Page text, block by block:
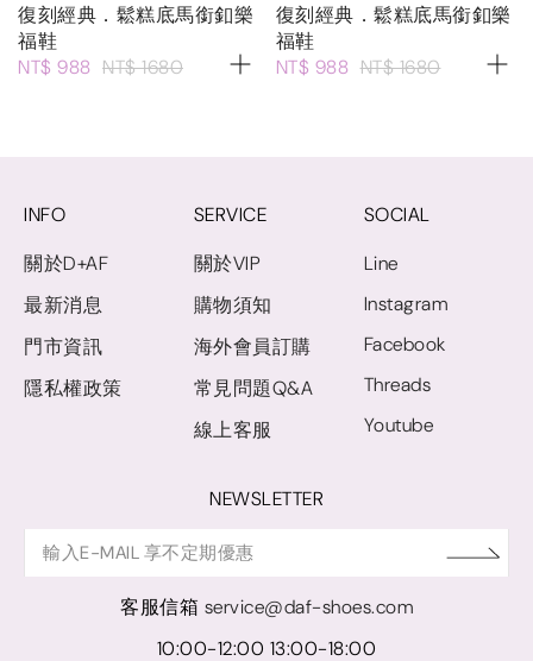
復刻經典．鬆糕底馬銜釦樂
福鞋
NT$ 988 NT$ 1680
復刻經典．鬆糕底馬銜釦樂
福鞋
NT$ 988 NT$ 1680
INFO
關於D+AF
最新消息
門市資訊
隱私權政策
SERVICE
關於VIP
購物須知
海外會員訂購
常見問題Q&A
線上客服
SOCIAL
Line
Instagram
Facebook
Threads
Youtube
NEWSLETTER
客服信箱 service@daf-shoes.com
10:00-12:00 13:00-18:00